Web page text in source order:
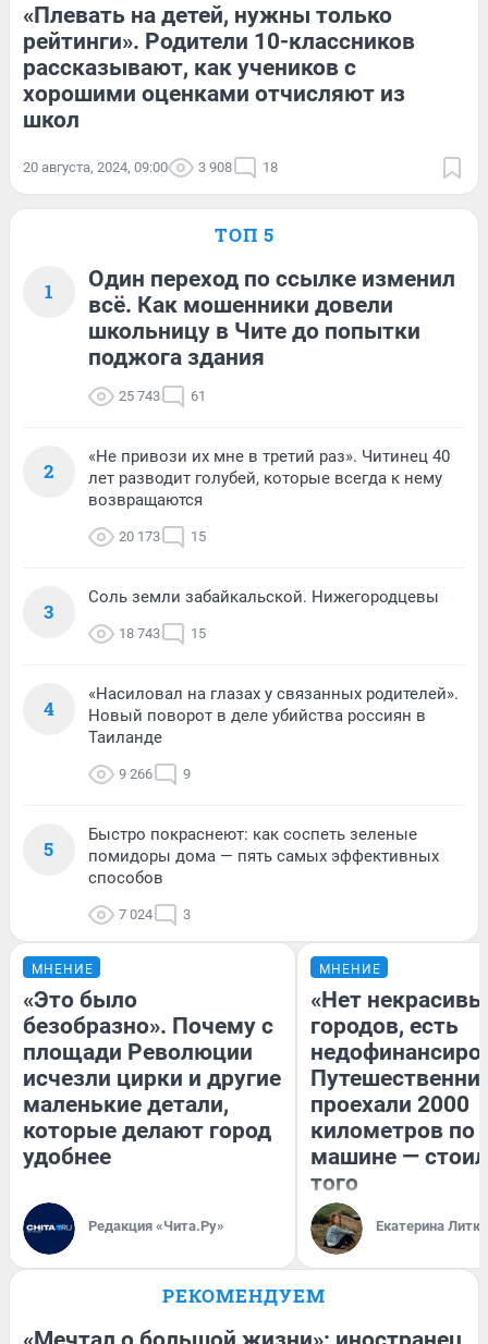
«Плевать на детей, нужны только
рейтинги». Родители 10-классников
рассказывают, как учеников с
хорошими оценками отчисляют из
школ
20 августа, 2024, 09:00 3 908 18
ТОП 5
1
Один переход по ссылке изменил
всё. Как мошенники довели
школьницу в Чите до попытки
поджога здания
25 743 61
2
«Не привози их мне в третий раз». Читинец 40
лет разводит голубей, которые всегда к нему
возвращаются
20 173 15
3
Соль земли забайкальской. Нижегородцевы
18 743 15
4
«Насиловал на глазах у связанных родителей».
Новый поворот в деле убийства россиян в
Таиланде
9 266 9
5
Быстро покраснеют: как соспеть зеленые
помидоры дома — пять самых эффективных
способов
7 024 3
МНЕНИЕ
«Это было
безобразно». Почему с
площади Революции
исчезли цирки и другие
маленькие детали,
которые делают город
удобнее
Редакция «Чита.Ру»
МНЕНИЕ
«Нет
городов, есть
проехали 2000
километров по
машине —
того
Екатерина
РЕКОМЕНДУЕМ